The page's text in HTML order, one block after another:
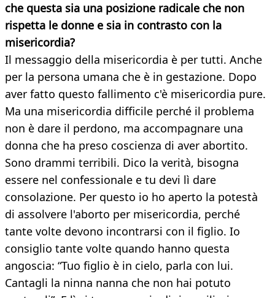
che questa sia una posizione radicale che non
rispetta le donne e sia in contrasto con la
misericordia?
Il messaggio della misericordia è per tutti. Anche
per la persona umana che è in gestazione. Dopo
aver fatto questo fallimento c'è misericordia pure.
Ma una misericordia difficile perché il problema
non è dare il perdono, ma accompagnare una
donna che ha preso coscienza di aver abortito.
Sono drammi terribili. Dico la verità, bisogna
essere nel confessionale e tu devi lì dare
consolazione. Per questo io ho aperto la potestà
di assolvere l'aborto per misericordia, perché
tante volte devono incontrarsi con il figlio. Io
consiglio tante volte quando hanno questa
angoscia: “Tuo figlio è in cielo, parla con lui.
Cantagli la ninna nanna che non hai potuto